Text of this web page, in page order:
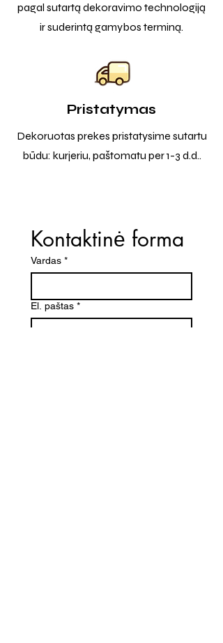
pagal sutartą dekoravimo technologiją
ir suderintą gamybos terminą.
Pristatymas
Dekoruotas prekes pristatysime sutartu
būdu: kurjeriu, paštomatu per 1-3 d.d..
Kontaktinė forma
Vardas *
El. paštas *